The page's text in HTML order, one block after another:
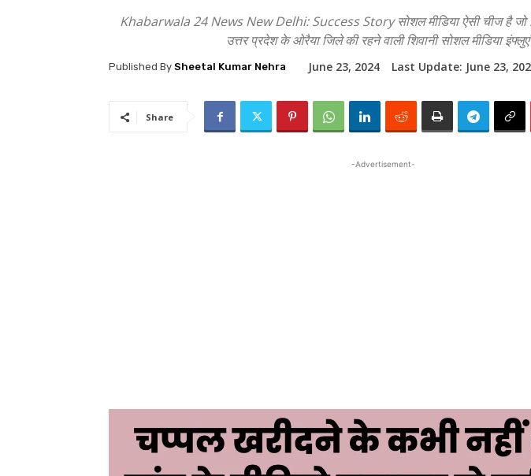
Khabarwala 24 News New Delhi: Success Story सोशल मीडिया ऐसी चीज है जो
उत्तर प्रदेश के ओरैया जिले की रहने वाली शिवानी सोशल मीडिया
Published By Sheetal Kumar Nehra June 23, 2024 Last Update: June 23,
Share
-Advertisement-